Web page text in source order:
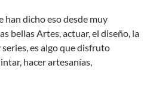
han dicho eso desde muy
bellas Artes, actuar, el diseño, la
es algo que disfruto
hacer artesanías,